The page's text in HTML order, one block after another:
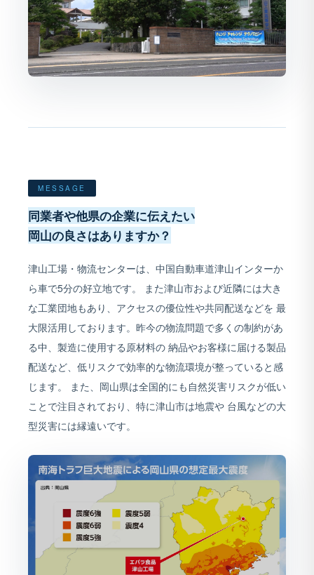
MESSAGE
同業者や他県の企業に伝えたい
岡山の良さはありますか？
津山工場・物流センターは、中国自動車道津山インターか
ら車で5分の好立地です。 また津山市および近隣には大き
な工業団地もあり、アクセスの優位性や共同配送などを 最
大限活用しております。昨今の物流問題で多くの制約があ
る中、製造に使用する原材料の 納品やお客様に届ける製品
配送など、低リスクで効率的な物流環境が整っていると感
じます。 また、岡山県は全国的にも自然災害リスクが低い
ことで注目されており、特に津山市は地震や 台風などの大
型災害には縁遠いです。